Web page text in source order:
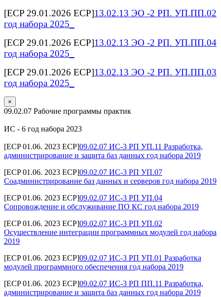
[ECP 29.01.2026 ECP]13.02.13 ЭО -2 РП. УП.ПП.02
год набора 2025_
[ECP 29.01.2026 ECP]13.02.13 ЭО -2 РП. УП.ПП.04
год набора 2025_
[ECP 29.01.2026 ECP]13.02.13 ЭО -2 РП. УП.ПП.03
год набора 2025_
×
09.02.07 Рабочие программы практик
ИС - 6 год набора 2023
[ECP 01.06. 2023 ECP]09.02.07 ИС-3 РП УП.11 Разработка,
администрирование и защита баз данных год набора 2019
[ECP 01.06. 2023 ECP]09.02.07 ИС-3 РП УП.07
Соадминистрирование баз данных и серверов год набора 2019
[ECP 01.06. 2023 ECP]09.02.07 ИС-3 РП УП.04
Сопровождение и обслуживание ПО КС год набора 2019
[ECP 01.06. 2023 ECP]09.02.07 ИС-3 РП УП.02
Осуществление интеграции программных модулей год набора
2019
[ECP 01.06. 2023 ECP]09.02.07 ИС-3 РП УП.01 Разработка
модулей программного обеспечения год набора 2019
[ECP 01.06. 2023 ECP]09.02.07 ИС-3 РП ПП.11 Разработка,
администрирование и защита баз данных год набора 2019